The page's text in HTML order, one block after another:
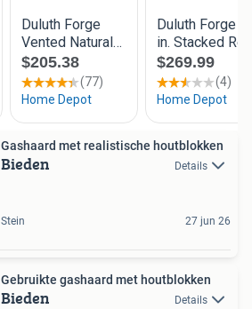
Gashaard met realistische houtblokken
Bieden Details
Stein 27 jun 26
Gebruikte gashaard met houtblokken
Bieden Details